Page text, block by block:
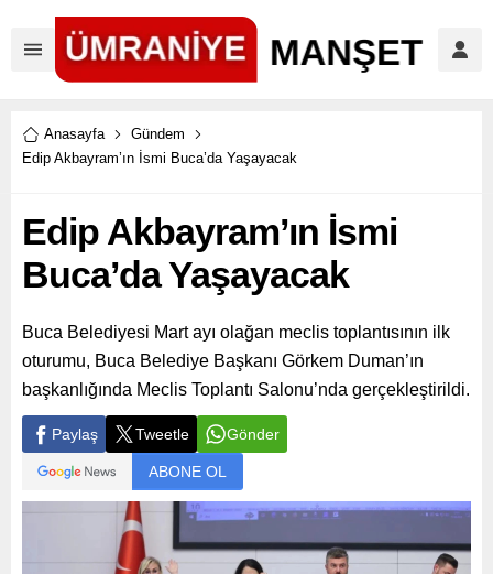
Anasayfa
Gündem
Edip Akbayram’ın İsmi Buca’da Yaşayacak
Edip Akbayram’ın İsmi
Buca’da Yaşayacak
Buca Belediyesi Mart ayı olağan meclis toplantısının ilk
oturumu, Buca Belediye Başkanı Görkem Duman’ın
başkanlığında Meclis Toplantı Salonu’nda gerçekleştirildi.
Paylaş Tweetle Gönder
ABONE OL